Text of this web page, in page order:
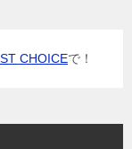
CHOICEで！